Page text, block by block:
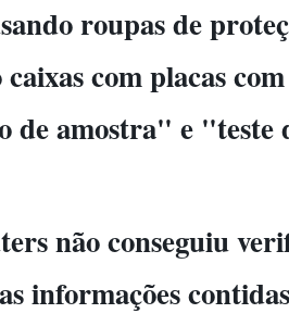
roupas de
com placas
de amostra" e "teste
não conseguiu
informações